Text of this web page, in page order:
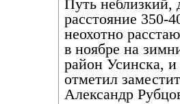
Путь неблизкий,
расстояние 350-
неохотно
в ноябре на
район Усинска,
отметил
Александр